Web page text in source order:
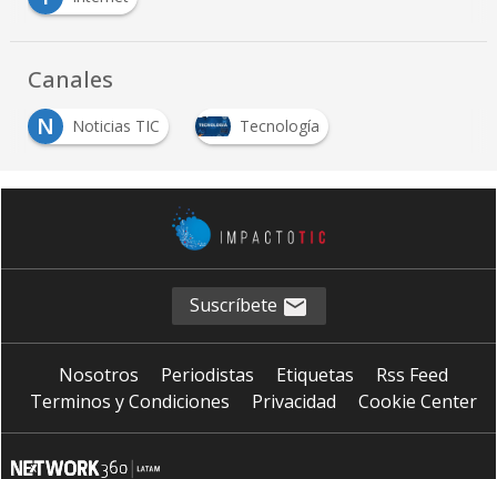
Canales
N
Noticias TIC Tecnología
Suscríbete
Nosotros Periodistas Etiquetas
Rss Feed
Terminos y Condiciones
Privacidad Cookie Center